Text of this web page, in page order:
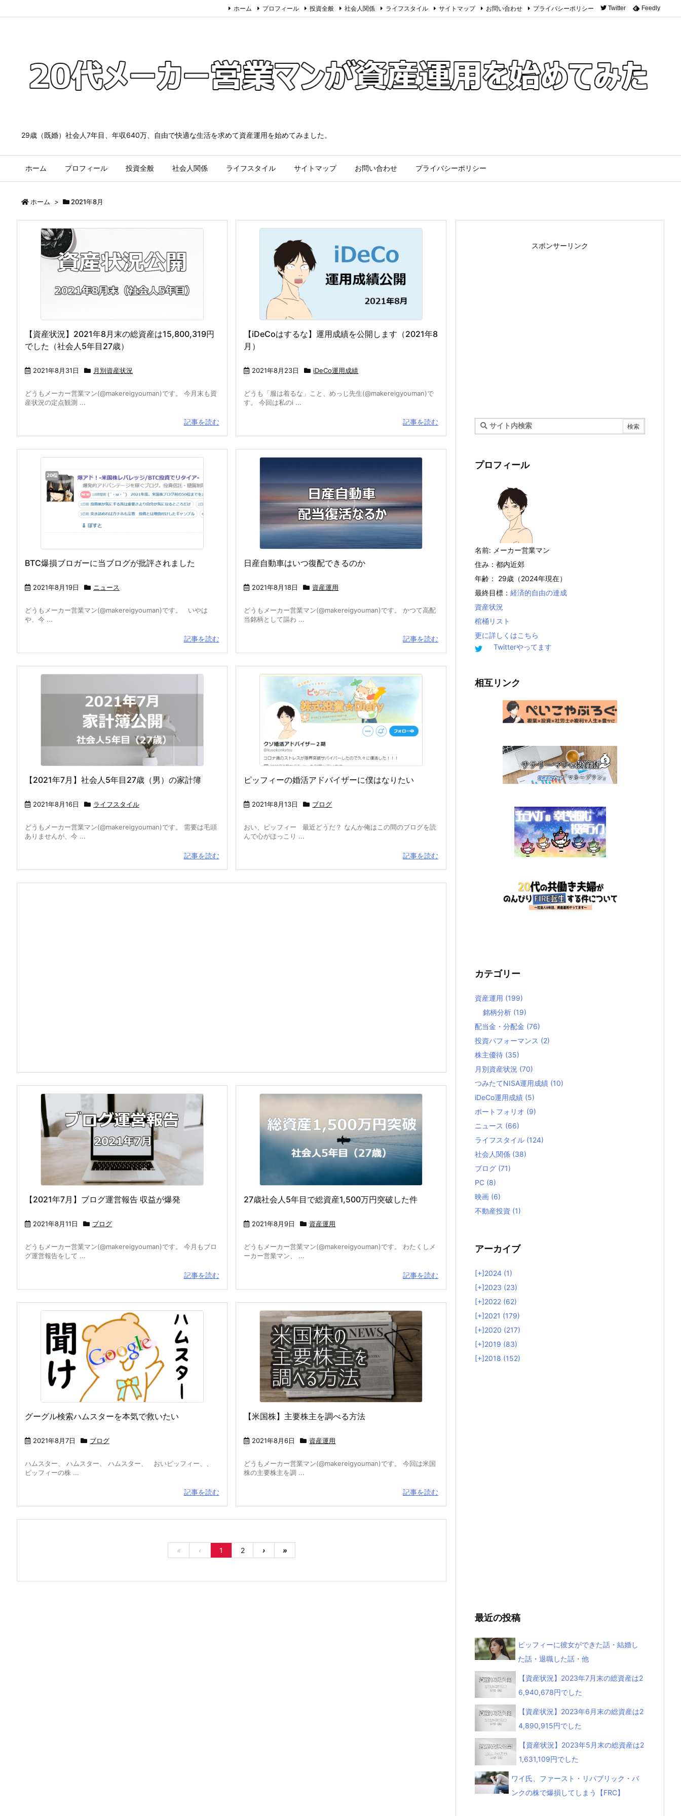
29歳（既婚）社会人7年目、年収640万、自由で快適な生活を求めて資産運用を始めてみました。
ホーム プロフィール 投資全般 社会人関係 ライフスタイル サイトマップ お問い合わせ プライバシーポリシー
ホーム プロフィール 投資全般 社会人関係 ライフスタイル サイトマップ お問い合わせ プライバシーポリシー Twitter Feedly
ホーム > 2021年8月
【資産状況】2021年8月末の総資産は15,800,319円
でした（社会人5年目27歳）
2021年8月31日 月別資産状況
どうもメーカー営業マン(@makereigyouman)です。 今月末も資
産状況の定点観測 ...
記事を読む
【iDeCoはするな】運用成績を公開します（2021年8
月）
2021年8月23日 iDeCo運用成績
どうも「服は着るな」こと、めっじ先生(@makereigyouman)で
す。 今回は私のi ...
記事を読む
BTC爆損ブロガーに当ブログが批評されました
2021年8月19日 ニュース
どうもメーカー営業マン(@makereigyouman)です。 いやは
や、今 ...
記事を読む
日産自動車はいつ復配できるのか
2021年8月18日 資産運用
どうもメーカー営業マン(@makereigyouman)です。 かつて高配
当銘柄として謳わ ...
記事を読む
【2021年7月】社会人5年目27歳（男）の家計簿
2021年8月16日 ライフスタイル
どうもメーカー営業マン(@makereigyouman)です。 需要は毛頭
ありませんが、今 ...
記事を読む
ピッフィーの婚活アドバイザーに僕はなりたい
2021年8月13日 ブログ
おい、ピッフィー 最近どうだ？ なんか俺はこの間のブログを読
んで心がほっこり ...
記事を読む
【2021年7月】ブログ運営報告 収益が爆発
2021年8月11日 ブログ
どうもメーカー営業マン(@makereigyouman)です。 今月もブロ
グ運営報告をして ...
記事を読む
27歳社会人5年目で総資産1,500万円突破した件
2021年8月9日 資産運用
どうもメーカー営業マン(@makereigyouman)です。 わたくしメ
ーカー営業マン、 ...
記事を読む
グーグル検索ハムスターを本気で救いたい
2021年8月7日 ブログ
ハムスター、 ハムスター、 ハムスター、 おいピッフィー、、
ピッフィーの株 ...
記事を読む
【米国株】主要株主を調べる方法
2021年8月6日 資産運用
どうもメーカー営業マン(@makereigyouman)です。 今回は米国
株の主要株主を調 ...
記事を読む
« ‹ 1 2 › »
スポンサーリンク
プロフィール
名前: メーカー営業マン
住み：都内近郊
年齢： 29歳（2024年現在）
最終目標： 経済的自由の達成
資産状況
棺桶リスト
更に詳しくはこちら
Twitterやってます
相互リンク
カテゴリー
資産運用 (199)
銘柄分析 (19)
配当金・分配金 (76)
投資パフォーマンス (2)
株主優待 (35)
月別資産状況 (70)
つみたてNISA運用成績 (10)
iDeCo運用成績 (5)
ポートフォリオ (9)
ニュース (66)
ライフスタイル (124)
社会人関係 (38)
ブログ (71)
PC (8)
映画 (6)
不動産投資 (1)
アーカイブ
[+]2024 (1)
[+]2023 (23)
[+]2022 (62)
[+]2021 (179)
[+]2020 (217)
[+]2019 (83)
[+]2018 (152)
最近の投稿
ピッフィーに彼女ができた話・結婚し
た話・退職した話・他
【資産状況】2023年7月末の総資産は2
6,940,678円でした
【資産状況】2023年6月末の総資産は2
4,890,915円でした
【資産状況】2023年5月末の総資産は2
1,631,109円でした
ワイ氏、ファースト・リパブリック・バ
ンクの株で爆損してしまう【FRC】